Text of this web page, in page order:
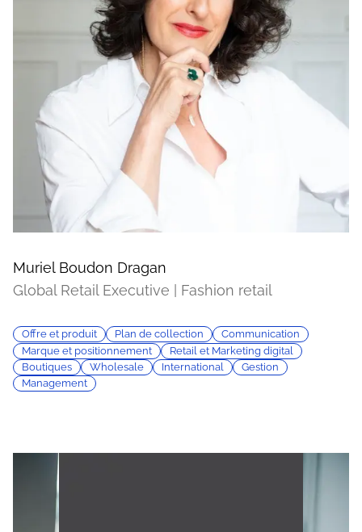
Muriel Boudon Dragan
Global Retail Executive | Fashion retail
Offre et produit Plan de collection
Communication
Marque et positionnement
Retail et Marketing digital
Boutiques
Wholesale International
Gestion
Management